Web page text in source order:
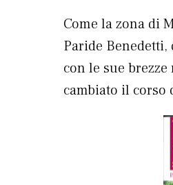
Come la zona di
Paride
con le sue
cambiato il corso